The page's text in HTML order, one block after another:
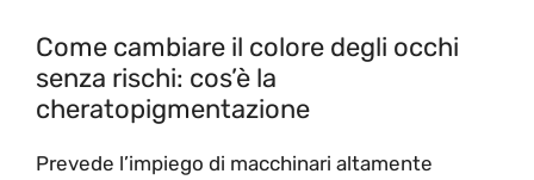
Come cambiare il colore degli occhi
senza rischi: cos’è la
cheratopigmentazione
Prevede l’impiego di macchinari altamente